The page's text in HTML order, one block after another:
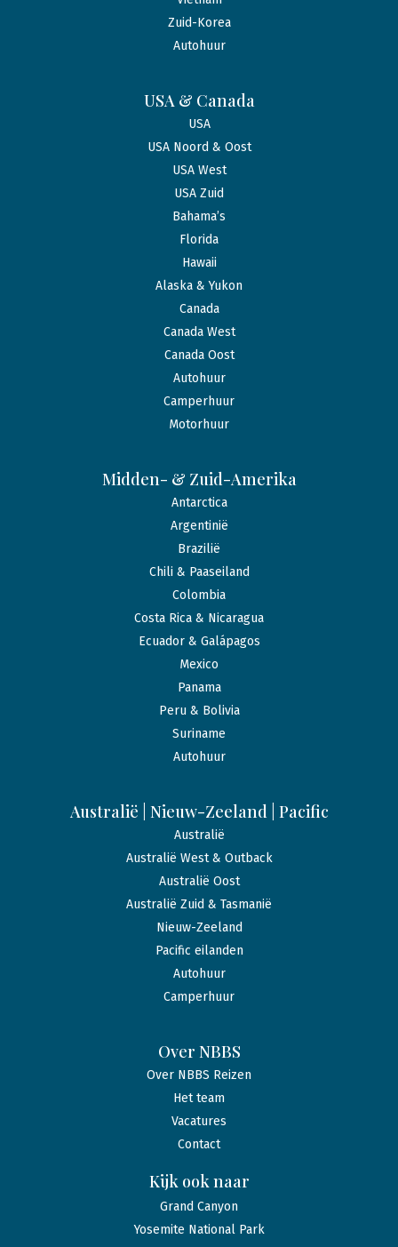
Zuid-Korea
Autohuur
USA & Canada
USA
USA Noord & Oost
USA West
USA Zuid
Bahama’s
Florida
Hawaii
Alaska & Yukon
Canada
Canada West
Canada Oost
Autohuur
Camperhuur
Motorhuur
Midden- & Zuid-Amerika
Antarctica
Argentinië
Brazilië
Chili & Paaseiland
Colombia
Costa Rica & Nicaragua
Ecuador & Galápagos
Mexico
Panama
Peru & Bolivia
Suriname
Autohuur
Australië | Nieuw-Zeeland | Pacific
Australië
Australië West & Outback
Australië Oost
Australië Zuid & Tasmanië
Nieuw-Zeeland
Pacific eilanden
Autohuur
Camperhuur
Over NBBS
Over NBBS Reizen
Het team
Vacatures
Contact
Kijk ook naar
Grand Canyon
Yosemite National Park